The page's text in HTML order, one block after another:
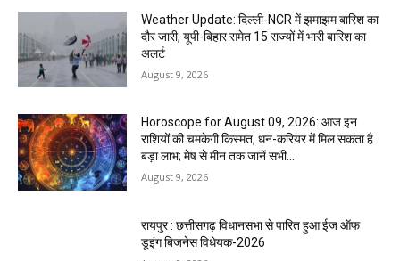
Weather Update: दिल्ली-NCR में झमाझम बारिश का
दौर जारी, यूपी-बिहार समेत 15 राज्यों में भारी बारिश का
अलर्ट
August 9, 2026
Horoscope for August 09, 2026: आज इन
राशियों की चमकेगी किस्मत, धन-करियर में मिल सकता है
बड़ा लाभ; मेष से मीन तक जानें सभी...
August 9, 2026
रायपुर : छत्तीसगढ़ विधानसभा से पारित हुआ ईज ऑफ
डूइंग बिजनेस विधेयक-2026